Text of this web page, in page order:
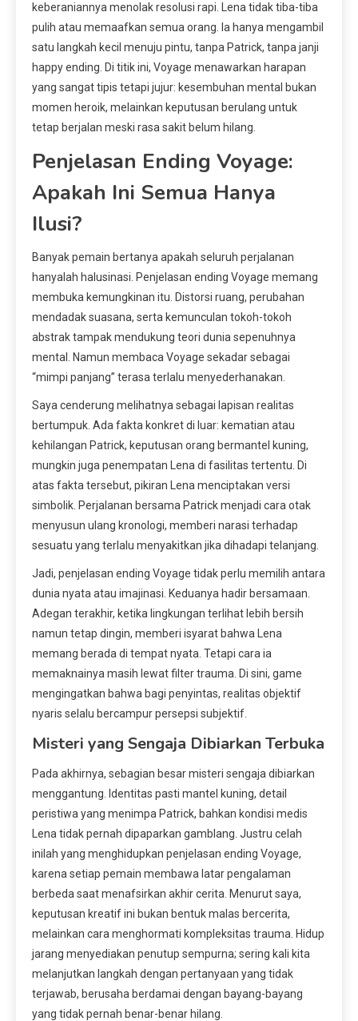
keberaniannya menolak resolusi rapi. Lena tidak tiba-tiba
pulih atau memaafkan semua orang. Ia hanya mengambil
satu langkah kecil menuju pintu, tanpa Patrick, tanpa janji
happy ending. Di titik ini, Voyage menawarkan harapan
yang sangat tipis tetapi jujur: kesembuhan mental bukan
momen heroik, melainkan keputusan berulang untuk
tetap berjalan meski rasa sakit belum hilang.
Penjelasan Ending Voyage:
Apakah Ini Semua Hanya
Ilusi?
Banyak pemain bertanya apakah seluruh perjalanan
hanyalah halusinasi. Penjelasan ending Voyage memang
membuka kemungkinan itu. Distorsi ruang, perubahan
mendadak suasana, serta kemunculan tokoh-tokoh
abstrak tampak mendukung teori dunia sepenuhnya
mental. Namun membaca Voyage sekadar sebagai
“mimpi panjang” terasa terlalu menyederhanakan.
Saya cenderung melihatnya sebagai lapisan realitas
bertumpuk. Ada fakta konkret di luar: kematian atau
kehilangan Patrick, keputusan orang bermantel kuning,
mungkin juga penempatan Lena di fasilitas tertentu. Di
atas fakta tersebut, pikiran Lena menciptakan versi
simbolik. Perjalanan bersama Patrick menjadi cara otak
menyusun ulang kronologi, memberi narasi terhadap
sesuatu yang terlalu menyakitkan jika dihadapi telanjang.
Jadi, penjelasan ending Voyage tidak perlu memilih antara
dunia nyata atau imajinasi. Keduanya hadir bersamaan.
Adegan terakhir, ketika lingkungan terlihat lebih bersih
namun tetap dingin, memberi isyarat bahwa Lena
memang berada di tempat nyata. Tetapi cara ia
memaknainya masih lewat filter trauma. Di sini, game
mengingatkan bahwa bagi penyintas, realitas objektif
nyaris selalu bercampur persepsi subjektif.
Misteri yang Sengaja Dibiarkan Terbuka
Pada akhirnya, sebagian besar misteri sengaja dibiarkan
menggantung. Identitas pasti mantel kuning, detail
peristiwa yang menimpa Patrick, bahkan kondisi medis
Lena tidak pernah dipaparkan gamblang. Justru celah
inilah yang menghidupkan penjelasan ending Voyage,
karena setiap pemain membawa latar pengalaman
berbeda saat menafsirkan akhir cerita. Menurut saya,
keputusan kreatif ini bukan bentuk malas bercerita,
melainkan cara menghormati kompleksitas trauma. Hidup
jarang menyediakan penutup sempurna; sering kali kita
melanjutkan langkah dengan pertanyaan yang tidak
terjawab, berusaha berdamai dengan bayang-bayang
yang tidak pernah benar-benar hilang.